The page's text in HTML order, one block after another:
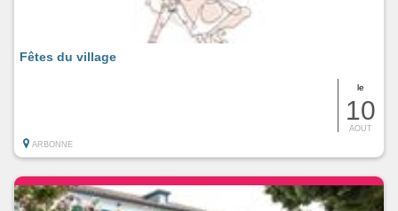
le
10
AOUT
Fêtes du village
ARBONNE